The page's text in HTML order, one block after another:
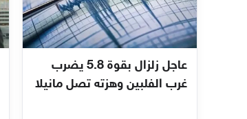
عاجل زلزال بقوة 5.8 يضرب
غرب الفلبين وهزته تصل مانيلا